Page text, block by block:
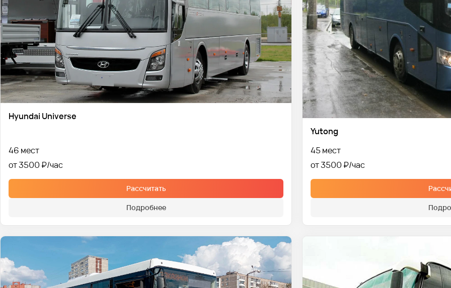
Hyundai Universe
46 мест
от 3500 ₽
Рассчитать
Подробнее
Yutong
45 мест
от 3500 ₽